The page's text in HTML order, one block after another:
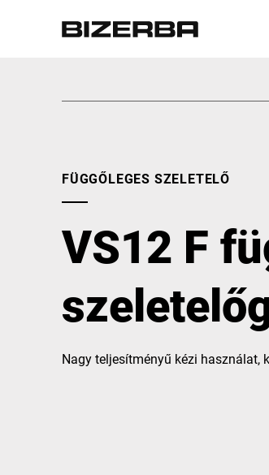
Amerika
Ázsia
Ausztrália
Afrika
FÜGGŐLEGES SZELETELŐ
VS12 F
Nagy teljesítményű kézi használat,